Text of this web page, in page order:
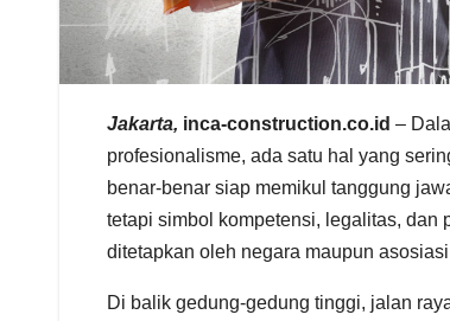
Jakarta, inca-construction.co.id –
profesionalisme, ada satu hal yang
benar-benar siap memikul tanggung
tetapi simbol kompetensi, legalitas, dan
ditetapkan oleh negara maupun
Di balik gedung-gedung tinggi, jalan